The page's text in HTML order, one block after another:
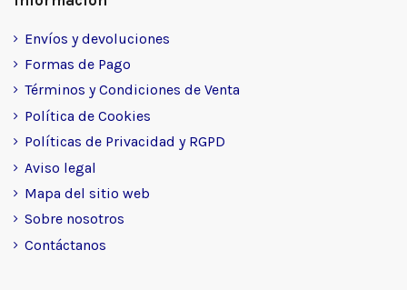
Envíos y devoluciones
Formas de Pago
Términos y Condiciones de Venta
Política de Cookies
Políticas de Privacidad y RGPD
Aviso legal
Mapa del sitio web
Sobre nosotros
Contáctanos